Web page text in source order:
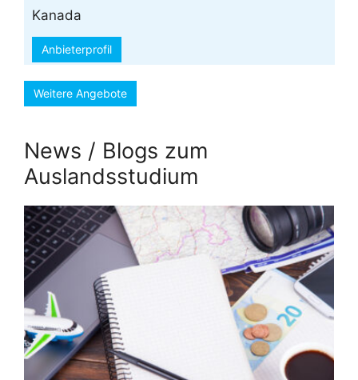
Kanada
Anbieterprofil
Weitere Angebote
News / Blogs zum
Auslandsstudium